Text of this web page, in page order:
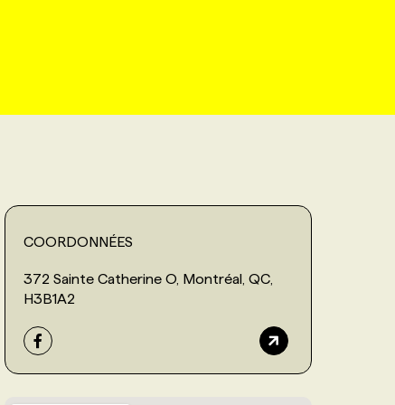
COORDONNÉES
372 Sainte Catherine O, Montréal, QC,
H3B1A2